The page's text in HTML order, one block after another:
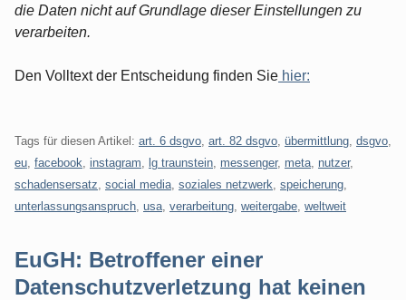
die Daten nicht auf Grundlage dieser Einstellungen zu
verarbeiten.
Den Volltext der Entscheidung finden Sie hier:
Tags für diesen Artikel: art. 6 dsgvo art. 82 dsgvo übermittlung dsgvo
eu facebook instagram lg traunstein messenger, meta nutzer,
schadensersatz social media soziales netzwerk speicherung
unterlassungsanspruch usa verarbeitung weitergabe weltweit
EuGH: Betroffener einer
Datenschutzverletzung hat keinen